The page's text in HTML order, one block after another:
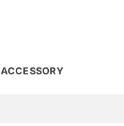
ACCESSORY